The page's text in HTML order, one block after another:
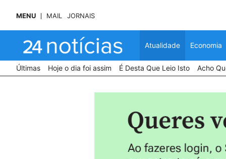
MENU MAIL JORNAIS
Atualidade Economia
Últimas Hoje o dia foi assim É Desta Que Leio Isto Acho